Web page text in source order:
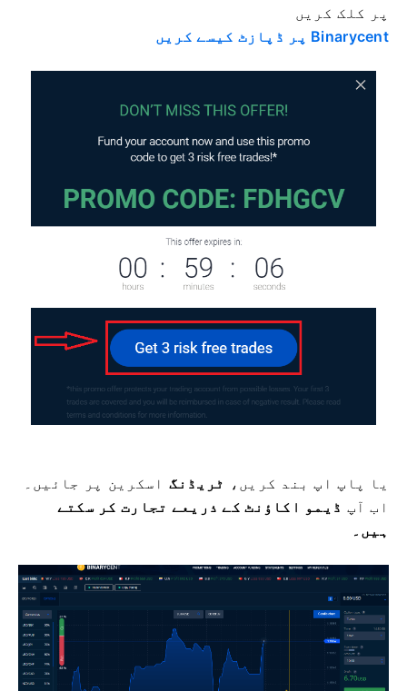
پر کلک کریں
Binarycent پر ڈپازٹ کیسے کریں
یا پاپ اپ بند کریں، ٹریڈنگ اسکرین پر جائیں۔
اب آپ ڈیمو اکاؤنٹ کے ذریعے تجارت کر سکتے
ہیں۔